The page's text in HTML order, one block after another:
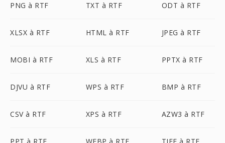
PNG à RTF TXT à RTF ODT à RTF
XLSX à RTF HTML à RTF JPEG à RTF
MOBI à RTF XLS à RTF PPTX à RTF
DJVU à RTF WPS à RTF BMP à RTF
CSV à RTF XPS à RTF AZW3 à RTF